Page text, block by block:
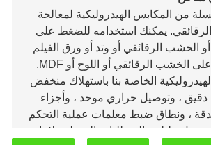
من المكابس الهيدروليكية لمعالجة
الرقائقي. يمكنك استخدامه للضغط على
الخشب الرقائقي أو وتد أو ورق الفيلم
أو ورق الميلامين على الخشب الرقائقي أو اللوح أو MDF.
الخاصة بنا باستهلاك منخفض
دقيق ، وتوصيل حراري موحد ، وأجزاء
، ونطاق ضبط معلمات عملية التحكم
، لتلبية المتطلبات المختلفة لإنتاج